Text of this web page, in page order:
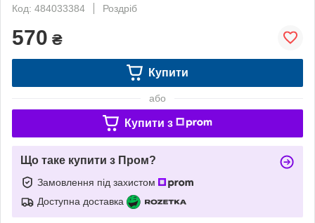
Код: 484033384
Роздріб
570 ₴
Купити
або
Купити з
Що таке купити з Пром?
Замовлення під захистом
Доступна доставка